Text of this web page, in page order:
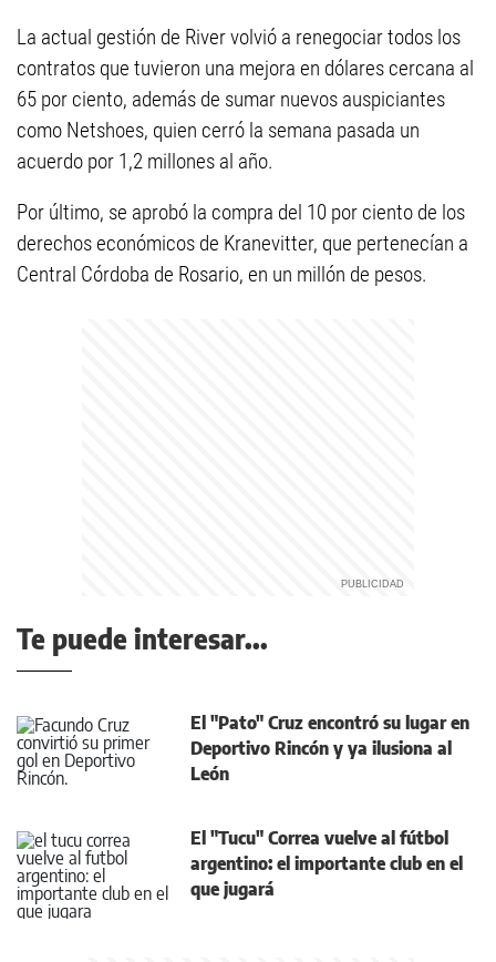
La actual gestión de River volvió a renegociar todos los
contratos que tuvieron una mejora en dólares cercana al
65 por ciento, además de sumar nuevos auspiciantes
como Netshoes, quien cerró la semana pasada un
acuerdo por 1,2 millones al año.
Por último, se aprobó la compra del 10 por ciento de los
derechos económicos de Kranevitter, que pertenecían a
Central Córdoba de Rosario, en un millón de pesos.
Te puede interesar...
El "Pato" Cruz encontró su lugar en
Deportivo Rincón y ya ilusiona al
León
El "Tucu" Correa vuelve al fútbol
argentino: el importante club en el
que jugará